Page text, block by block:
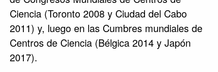
Ciencia (Toronto 2008 y Ciudad del Cabo
2011) y, luego en las Cumbres mundiales de
Centros de Ciencia (Bélgica 2014 y Japón
2017).